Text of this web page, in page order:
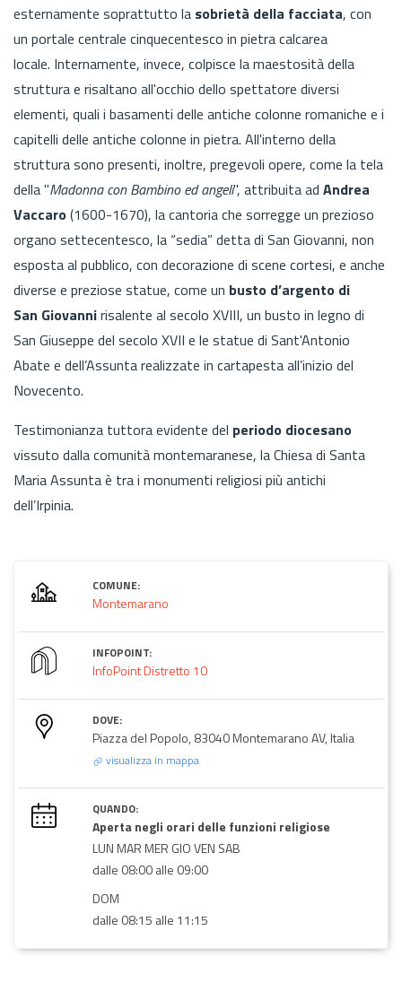
esternamente soprattutto la sobrietà della facciata, con
un portale centrale cinquecentesco in pietra calcarea
locale. Internamente, invece, colpisce la maestosità della
strutturae risaltano all'occhio dello spettatore diversi
elementi, quali i basamenti delle antiche colonne romaniche e i
capitelli delle antiche colonne in pietra. All'interno della
struttura sono presenti, inoltre, pregevoli opere, come la tela
della "Madonna con Bambino ed angeli", attribuita ad Andrea
Vaccaro(1600-1670), la cantoria che sorregge un prezioso
organo settecentesco, la “sedia” detta di San Giovanni, non
esposta al pubblico, con decorazione di scene cortesi, e anche
diverse e preziose statue, come un busto d’argento di
San Giovannirisalente al secolo XVIII, un busto in legno di
San Giuseppe del secolo XVII e le statue di Sant'Antonio
Abate e dell’Assunta realizzate in cartapesta all’inizio del
Novecento.
Testimonianza tuttora evidente del periodo diocesano
vissuto dalla comunità montemaranese, la Chiesa di Santa
Maria Assunta è tra i monumenti religiosi più antichi
dell’Irpinia.
COMUNE:
Montemarano
INFOPOINT:
InfoPoint Distretto 10
DOVE:
Piazza del Popolo, 83040 Montemarano AV, Italia
visualizza in mappa
QUANDO:
Aperta negli orari delle funzioni religiose
LUN MAR MER GIO VEN SAB
dalle 08:00 alle 09:00
DOM
dalle 08:15 alle 11:15